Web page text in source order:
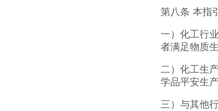
第八条 本指
一）化工行
者满足物质
二）化工生
学品平安生
三）与其他